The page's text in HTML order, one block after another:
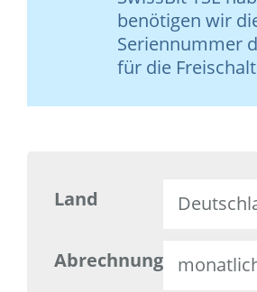
benötigen wir
Seriennummer
für die
Land
Abrechnung